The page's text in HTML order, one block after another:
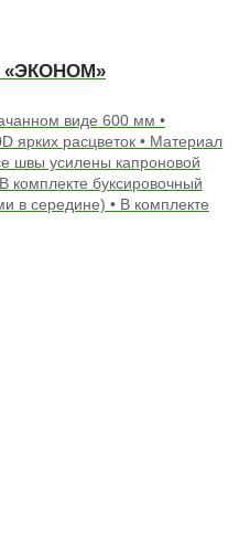
«ЭКОНОМ»
виде 600 мм •
ярких расцветок • Материал
швы усилены капроновой
комплекте буксировочный
в середине) • В комплекте